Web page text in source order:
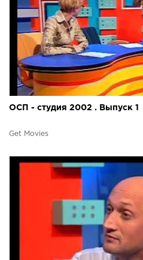
ОСП - студия 2002 . Выпуск 1
Get Movies